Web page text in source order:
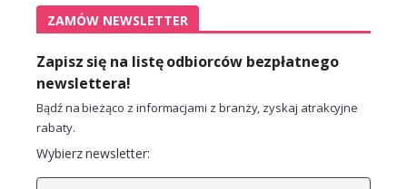
ZAMÓW NEWSLETTER
Zapisz się na listę odbiorców bezpłatnego
newslettera!
Bądź na bieżąco z informacjami z branży, zyskaj atrakcyjne
rabaty.
Wybierz newsletter: